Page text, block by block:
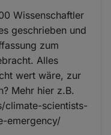
Wissenschaftler
geschrieben und
zum
Alles
wert wäre, zur
Mehr hier z.B.
climate-scientists-
emergency/